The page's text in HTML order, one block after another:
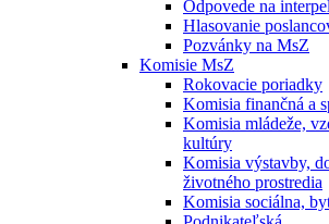
Odpovede na
Hlasovanie
Pozvánky na MsZ
Komisie MsZ
Rokovacie poriadky
Komisia finančná a
Komisia mládeže,
kultúry
Komisia výstavby,
životného prostredia
Komisia sociálna,